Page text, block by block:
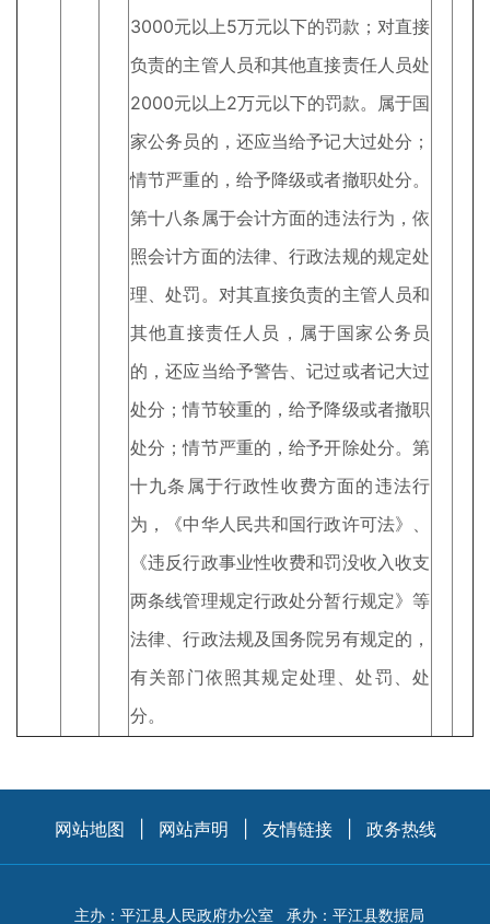
3000元以上5万元以下的罚款；对直接
负责的主管人员和其他直接责任人员处
2000元以上2万元以下的罚款。属于国
家公务员的，还应当给予记大过处分；
情节严重的，给予降级或者撤职处分。
第十八条属于会计方面的违法行为，依
照会计方面的法律、行政法规的规定处
理、处罚。对其直接负责的主管人员和
其他直接责任人员，属于国家公务员
的，还应当给予警告、记过或者记大过
处分；情节较重的，给予降级或者撤职
处分；情节严重的，给予开除处分。第
十九条属于行政性收费方面的违法行
为，《中华人民共和国行政许可法》、
《违反行政事业性收费和罚没收入收支
两条线管理规定行政处分暂行规定》等
法律、行政法规及国务院另有规定的，
有关部门依照其规定处理、处罚、处
分。
网站地图 网站声明 友情链接 政务热线
主办：平江县人民政府办公室 承办：平江县数据局